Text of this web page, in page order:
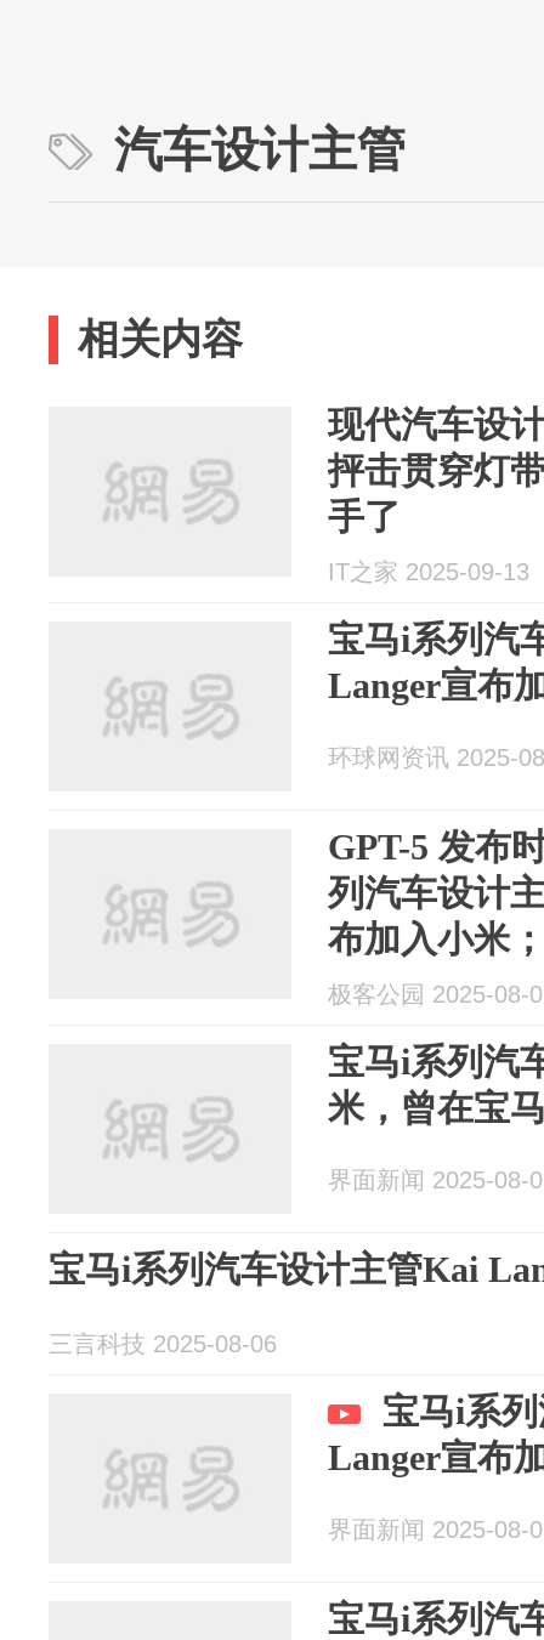
汽车设计主管
相关内容
现代汽车设
抨击贯穿灯
手了
IT之家 2025-09-13
宝马i系列汽
Langer宣布
环球网资讯 2025-
GPT-5 发布
列汽车设计
布加入小米
港上市融资
极客公园 2025-08-
宝马i系列汽
米，曾在宝
界面新闻 2025-08-
宝马i系列汽车设计主管Kai
三言科技 2025-08-06
宝马i系
Langer宣布
界面新闻 2025-08-
宝马i系列汽